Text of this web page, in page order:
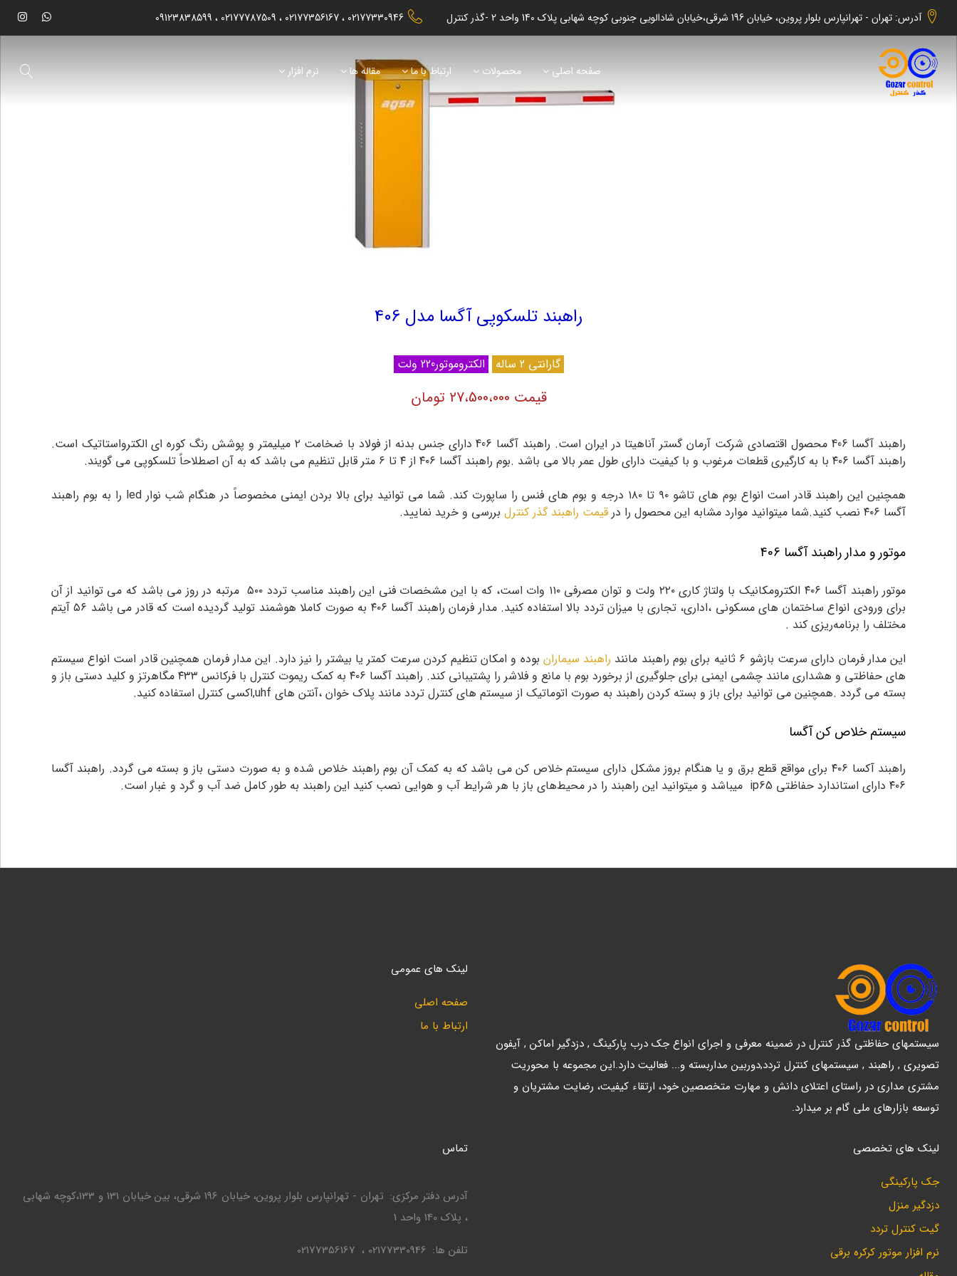
آدرس: تهران - تهرانپارس بلوار پروین، خیابان 196 شرقی،خیابان شادالویی جنوبی کوچه شهابی پلاک 140 واحد 2 -گذر کنترل 02177330946
02177356167
02177787509
09123838599
صفحه اصلی محصولات ارتباط با ما مقاله ها نرم افزار
راهبند تلسکوپی آگسا مدل 406
گارانتی 2 ساله الکتروموتور220 ولت
قیمت 27،500،000 تومان
راهبند آگسا 406 محصول اقتصادی شرکت آرمان گستر آناهیتا در ایران است. راهبند آگسا 406 دارای جنس بدنه از فولاد با ضخامت ۲ میلیمتر و پوشش رنگ کوره ای الکترواستاتیک است.
راهبند آگسا ۴۰۶ با به کارگیری قطعات مرغوب و با کیفیت دارای طول عمر بالا می باشد .بوم راهبند آگسا ۴۰۶ از ۴ تا ۶ متر قابل تنظیم می باشد که به آن اصطلاحاً تلسکوپی می گویند.
همچنین این راهبند قادر است انواع بوم های تاشو ۹۰ تا ۱۸۰ درجه و بوم های فنس را ساپورت کند. شما می توانید برای بالا بردن ایمنی مخصوصاً در هنگام شب نوار led را به بوم راهبند
آگسا ۴۰۶ نصب کنید.شما میتوانید موارد مشابه این محصول را در
قیمت راهبند گذر کنترلبررسی و خرید نمایید.
موتور و مدار راهبند آگسا 406
موتور راهبند آگسا ۴۰۶ الکترومکانیک با ولتاژ کاری ۲۲۰ ولت و توان مصرفی ۱۱۰ وات است، که با این مشخصات فنی این راهبند مناسب تردد ۵۰۰ مرتبه در روز می باشد که می توانید از آن
برای ورودی انواع ساختمان های مسکونی ،اداری، تجاری با میزان تردد بالا استفاده کنید. مدار فرمان راهبند آگسا ۴۰۶ به صورت کاملا هوشمند تولید گردیده است که قادر می باشد ۵۶ آیتم
مختلف را برنامه‌ریزی کند .
این مدار فرمان دارای سرعت بازشو ۶ ثانیه برای بوم راهبند مانند
راهبند سیماران بوده و امکان تنظیم کردن سرعت کمتر یا بیشتر را نیز دارد. این مدار فرمان همچنین قادر است انواع سیستم
های حفاظتی و هشداری مانند چشمی ایمنی برای جلوگیری از برخورد بوم با مانع و فلاشر را پشتیبانی کند. راهبند آگسا ۴۰۶ به کمک ریموت کنترل با فرکانس ۴۳۳ مگاهرتز و کلید دستی باز و
بسته می گردد .همچنین می توانید برای باز و بسته کردن راهبند به صورت اتوماتیک از سیستم های کنترل تردد مانند پلاک خوان ،آنتن های uhf,اکسی کنترل استفاده کنید.
سیستم خلاص کن آگسا
راهبند آکسا ۴۰۶ برای مواقع قطع برق و یا هنگام بروز مشکل دارای سیستم خلاص کن می باشد که به کمک آن بوم راهبند خلاص شده و به صورت دستی باز و بسته می گردد. راهبند آگسا
۴۰۶ دارای استاندارد حفاظتی ip65 میباشد و میتوانید این راهبند را در محیط‌های باز با هر شرایط آب و هوایی نصب کنید این راهبند به طور کامل ضد آب و گرد و غبار است.
سیستمهای حفاظتی گذر کنترل در ضمینه معرفی و اجرای انواع جک درب پارکینگ , دزدگیر اماکن , آیفون
تصویری , راهبند , سیستمهای کنترل تردد,دوربین مداربسته و... فعالیت دارد.این مجموعه با محوریت
مشتری مداری در راستای اعتلای دانش و مهارت متخصصین خود، ارتقاء کیفیت، رضایت مشتریان و
توسعه بازارهای ملی گام بر میدارد.
لینک های عمومی
صفحه اصلی
ارتباط با ما
لینک های تخصصی
جک پارکینگی
دزدگیر منزل
گیت کنترل تردد
نرم افزار موتور کرکره برقی
تماس
آدرس دفتر مرکزی
تهران - تهرانپارس بلوار پروین، خیابان 196 شرقی، بین خیابان 131 و 133،کوچه شهابی
، پلاک 140 واحد 1
تلفن ها
02177330946
02177356167